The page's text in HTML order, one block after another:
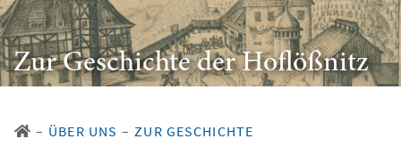
Zur Geschichte der Hoflößnitz
– ÜBER UNS – ZUR GESCHICHTE